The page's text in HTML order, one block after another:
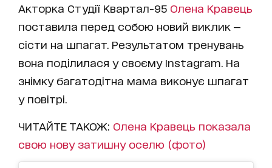
Акторка Студії Квартал-95 Олена Кравець
поставила перед собою новий виклик —
сісти на шпагат. Результатом тренувань
вона поділилася у своєму Instagram. На
знімку багатодітна мама виконує шпагат
у повітрі.
ЧИТАЙТЕ ТАКОЖ: Олена Кравець показала
свою нову затишну оселю (фото)